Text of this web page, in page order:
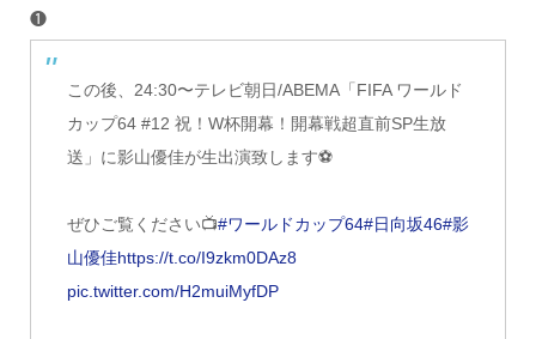
❶
この後、24:30〜テレビ朝日/ABEMA「FIFA ワールド
カップ64 #12 祝！W杯開幕！開幕戦超直前SP生放
送」に影山優佳が生出演致します⚽️
ぜひご覧ください📺#ワールドカップ64#日向坂46#影
山優佳https://t.co/I9zkm0DAz8
pic.twitter.com/H2muiMyfDP